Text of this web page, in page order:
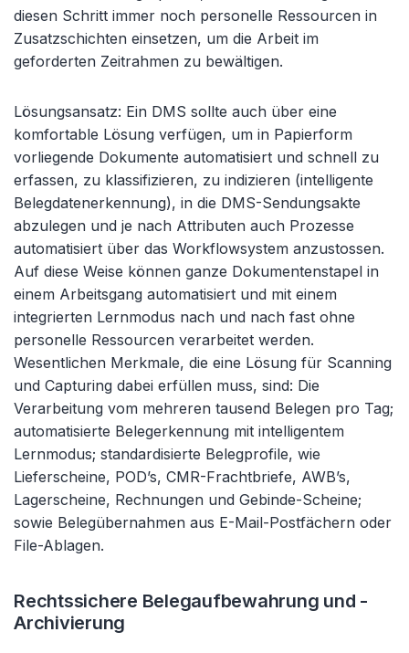
diesen Schritt immer noch personelle Ressourcen in
Zusatzschichten einsetzen, um die Arbeit im
geforderten Zeitrahmen zu bewältigen.
Lösungsansatz: Ein DMS sollte auch über eine
komfortable Lösung verfügen, um in Papierform
vorliegende Dokumente automatisiert und schnell zu
erfassen, zu klassifizieren, zu indizieren (intelligente
Belegdatenerkennung), in die DMS-Sendungsakte
abzulegen und je nach Attributen auch Prozesse
automatisiert über das Workflowsystem anzustossen.
Auf diese Weise können ganze Dokumentenstapel in
einem Arbeitsgang automatisiert und mit einem
integrierten Lernmodus nach und nach fast ohne
personelle Ressourcen verarbeitet werden.
Wesentlichen Merkmale, die eine Lösung für Scanning
und Capturing dabei erfüllen muss, sind: Die
Verarbeitung vom mehreren tausend Belegen pro Tag;
automatisierte Belegerkennung mit intelligentem
Lernmodus; standardisierte Belegprofile, wie
Lieferscheine, POD’s, CMR-Frachtbriefe, AWB’s,
Lagerscheine, Rechnungen und Gebinde-Scheine;
sowie Belegübernahmen aus E-Mail-Postfächern oder
File-Ablagen.
Rechtssichere Belegaufbewahrung und -
Archivierung